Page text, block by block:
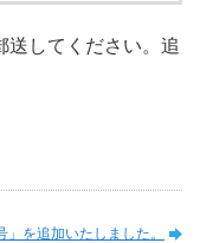
送してください。追
」を追加いたしました。